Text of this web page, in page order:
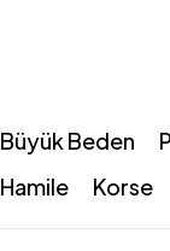
Büyük Beden
Hamile
Korse